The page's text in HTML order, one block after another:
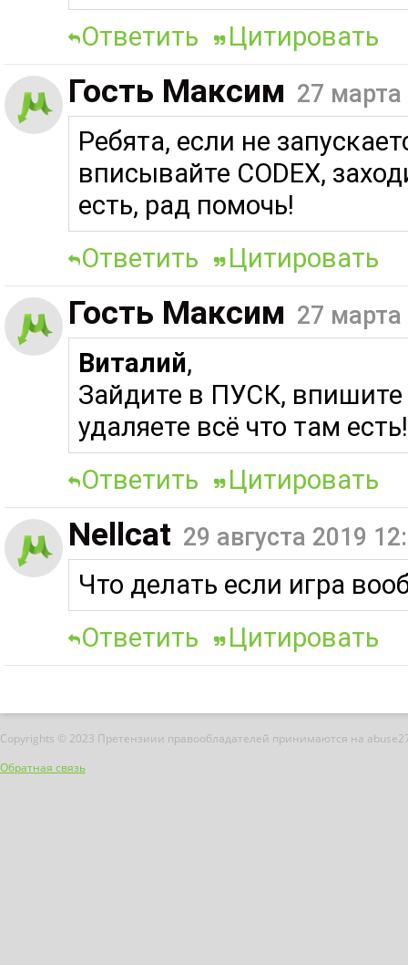
Ответить
Цитировать
Гость Максим 27 марта
Ребята, если не
вписывайте CODEX,
есть, рад помочь!
Ответить
Цитировать
Гость Максим 27 марта
Виталий,
Зайдите в ПУСК, впишите
удаляете всё что там есть!
Ответить
Цитировать
Nellcat 29 августа 2019
Что делать если игра
Ответить
Цитировать
Copyrights © 2023 Претензиии правообладателей принимаются на
Обратная связь